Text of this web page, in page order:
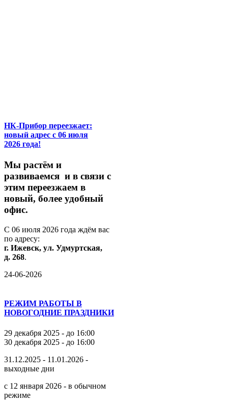
НК-Прибор переезжает:
новый адрес с 06 июля
2026 года!
Мы растём и
развиваемся и в связи с
этим переезжаем в
новый, более удобный
офис.
С 06 июля 2026 года ждём вас
по адресу:
г. Ижевск, ул. Удмуртская,
д. 268.
24-06-2026
РЕЖИМ РАБОТЫ В
НОВОГОДНИЕ ПРАЗДНИКИ
29 декабря 2025 - до 16:00
30 декабря 2025 - до 16:00
31.12.2025 - 11.01.2026 -
выходные дни
с 12 января 2026 - в обычном
режиме